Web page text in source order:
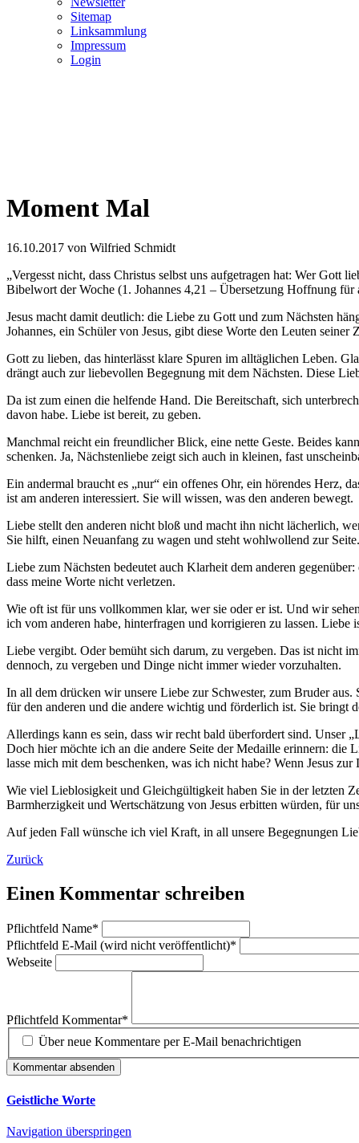
Sitemap
Linksammlung
Impressum
Login
Moment Mal
16.10.2017 von Wilfried Schmidt
„Vergesst nicht, dass Christus selbst uns aufgetragen hat: Wer Gott
Bibelwort der Woche (1. Johannes 4,21 – Übersetzung Hoffnung für
Jesus macht damit deutlich: die Liebe zu Gott und zum Nächsten
Johannes, ein Schüler von Jesus, gibt diese Worte den Leuten
Gott zu lieben, das hinterlässt klare Spuren im alltäglichen Leben.
drängt auch zur liebevollen Begegnung mit dem Nächsten. Diese
Da ist zum einen die helfende Hand. Die Bereitschaft, sich
davon habe. Liebe ist bereit, zu geben.
Manchmal reicht ein freundlicher Blick, eine nette Geste. Beides
schenken. Ja, Nächstenliebe zeigt sich auch in kleinen, fast
Ein andermal braucht es „nur“ ein offenes Ohr, ein hörendes Herz,
ist am anderen interessiert. Sie will wissen, was den anderen bewegt.
Liebe stellt den anderen nicht bloß und macht ihn nicht lächerlich,
Sie hilft, einen Neuanfang zu wagen und steht wohlwollend zur Seite.
Liebe zum Nächsten bedeutet auch Klarheit dem anderen
dass meine Worte nicht verletzen.
Wie oft ist für uns vollkommen klar, wer sie oder er ist. Und wir
ich vom anderen habe, hinterfragen und korrigieren zu lassen. Liebe
Liebe vergibt. Oder bemüht sich darum, zu vergeben. Das ist nicht
dennoch, zu vergeben und Dinge nicht immer wieder vorzuhalten.
In all dem drücken wir unsere Liebe zur Schwester, zum Bruder
für den anderen und die andere wichtig und förderlich ist. Sie bringt
Allerdings kann es sein, dass wir recht bald überfordert sind. Unser
Doch hier möchte ich an die andere Seite der Medaille erinnern:
lasse mich mit dem beschenken, was ich nicht habe? Wenn Jesus
Wie viel Lieblosigkeit und Gleichgültigkeit haben Sie in der letzten
Barmherzigkeit und Wertschätzung von Jesus erbitten würden, für
Auf jeden Fall wünsche ich viel Kraft, in all unsere Begegnungen
Zurück
Einen Kommentar schreiben
Pflichtfeld Name*
Pflichtfeld E-Mail (wird nicht veröffentlicht)*
Webseite
Pflichtfeld Kommentar*
Über neue Kommentare per E-Mail benachrichtigen
Kommentar absenden
Geistliche Worte
Navigation überspringen